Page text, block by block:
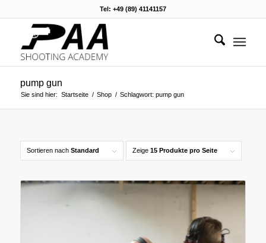
Tel: +49 (89) 41141157
pump gun
Sie sind hier: Startseite / Shop / Schlagwort: pump gun
Sortieren nach Standard Zeige 15 Produkte pro Seite